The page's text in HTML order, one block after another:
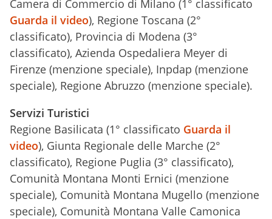
Camera di Commercio di Milano (1° classificato
Guarda il video), Regione Toscana (2°
classificato), Provincia di Modena (3°
classificato), Azienda Ospedaliera Meyer di
Firenze (menzione speciale), Inpdap (menzione
speciale), Regione Abruzzo (menzione speciale).
Servizi Turistici
Regione Basilicata (1° classificato Guarda il
video), Giunta Regionale delle Marche (2°
classificato), Regione Puglia (3° classificato),
Comunità Montana Monti Ernici (menzione
speciale), Comunità Montana Mugello (menzione
speciale), Comunità Montana Valle Camonica